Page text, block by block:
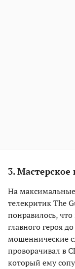
3.
На максимальные
телекритик The
понравилось,
главного героя
мошеннические
проворачивал в
который ему